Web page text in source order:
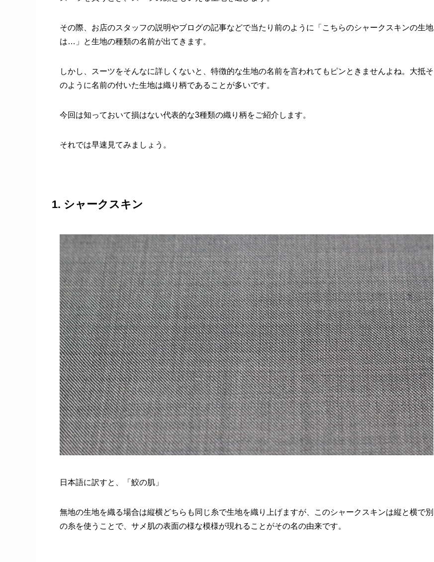
その際、お店のスタッフの説明やブログの記事などで当たり前のように「こちらのシャークスキンの生地
は…」と生地の種類の名前が出てきます。
しかし、スーツをそんなに詳しくないと、特徴的な生地の名前を言われてもピンときませんよね。大抵そ
のように名前の付いた生地は織り柄であることが多いです。
今回は知っておいて損はない代表的な3種類の織り柄をご紹介します。
それでは早速見てみましょう。
1. シャークスキン
日本語に訳すと、「鮫の肌」
無地の生地を織る場合は縦横どちらも同じ糸で生地を織り上げますが、このシャークスキンは縦と横で別
の糸を使うことで、サメ肌の表面の様な模様が現れることがその名の由来です。